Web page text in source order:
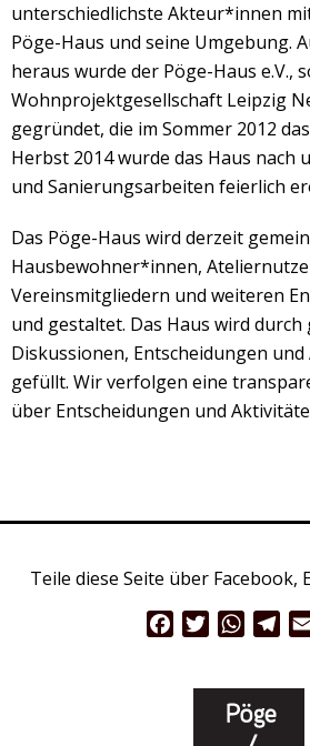
unterschiedlichste Akteur*innen
Pöge-Haus und seine Umgebung.
heraus wurde der Pöge-Haus e.V.,
Wohnprojektgesellschaft Leipzig
gegründet, die im Sommer 2012
Herbst 2014 wurde das Haus nach
und Sanierungsarbeiten feierlich
Das Pöge-Haus wird derzeit
Hausbewohner*innen,
Vereinsmitgliedern und weiteren
und gestaltet. Das Haus wird durch
Diskussionen, Entscheidungen
gefüllt. Wir verfolgen eine
über Entscheidungen und
Teile diese Seite über Facebook,
FacebookTwitter